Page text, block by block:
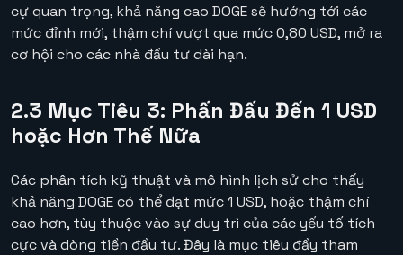
cự quan trọng, khả năng cao DOGE sẽ hướng tới các
mức đỉnh mới, thậm chí vượt qua mức 0,80 USD, mở ra
cơ hội cho các nhà đầu tư dài hạn.
2.3 Mục Tiêu 3: Phấn Đấu Đến 1 USD
hoặc Hơn Thế Nữa
Các phân tích kỹ thuật và mô hình lịch sử cho thấy
khả năng DOGE có thể đạt mức 1 USD, hoặc thậm chí
cao hơn, tùy thuộc vào sự duy trì của các yếu tố tích
cực và dòng tiền đầu tư. Đây là mục tiêu đầy tham